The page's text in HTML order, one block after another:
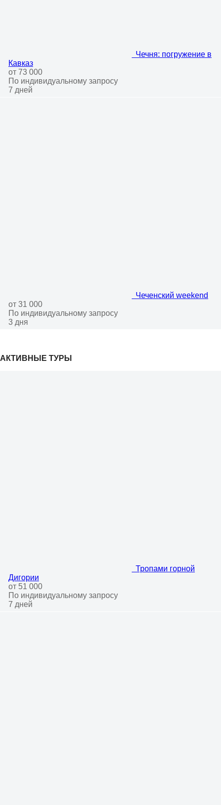
Чечня: погружение в
Кавказ
от 73 000
По индивидуальному запросу
7 дней
Чеченский weekend
от 31 000
По индивидуальному запросу
3 дня
АКТИВНЫЕ ТУРЫ
Тропами горной
Дигории
от 51 000
По индивидуальному запросу
7 дней